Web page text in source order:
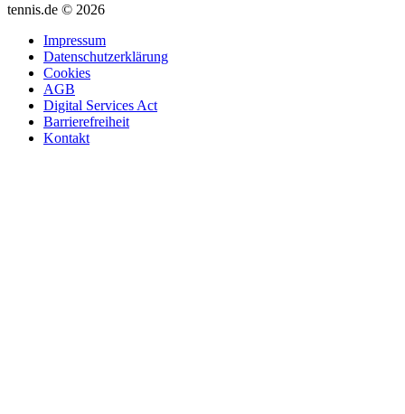
tennis.de © 2026
Impressum
Datenschutzerklärung
Cookies
AGB
Digital Services Act
Barrierefreiheit
Kontakt